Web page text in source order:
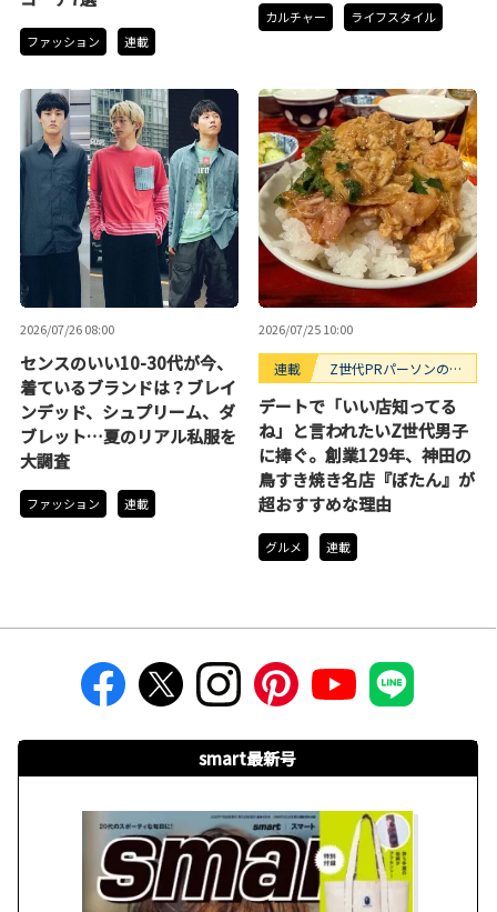
ファッション 連載
カルチャー ライフスタイル
2026/07/26 08:00
センスのいい10-30代が今、
着ているブランドは？ブレイ
ンデッド、シュプリーム、ダ
ブレット…夏のリアル私服を
大調査
ファッション 連載
2026/07/25 10:00
連載
Z世代PRパーソンのキ
デートで「いい店知ってる
ね」と言われたいZ世代男子
に捧ぐ。創業129年、神田の
鳥すき焼き名店『ぼたん』が
超おすすめな理由
グルメ 連載
smart最新号